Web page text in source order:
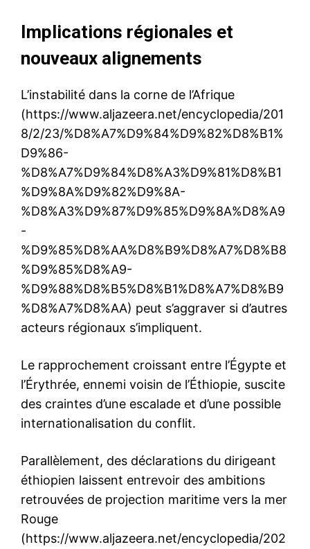
Implications régionales et
nouveaux alignements
L’instabilité dans la corne de l’Afrique
(https://www.aljazeera.net/encyclopedia/201
8/2/23/%D8%A7%D9%84%D9%82%D8%B1%
D9%86-
%D8%A7%D9%84%D8%A3%D9%81%D8%B1
%D9%8A%D9%82%D9%8A-
%D8%A3%D9%87%D9%85%D9%8A%D8%A9
-
%D9%85%D8%AA%D8%B9%D8%A7%D8%B8
%D9%85%D8%A9-
%D9%88%D8%B5%D8%B1%D8%A7%D8%B9
%D8%A7%D8%AA) peut s’aggraver si d’autres
acteurs régionaux s’impliquent.
Le rapprochement croissant entre l’Égypte et
l’Érythrée, ennemi voisin de l’Éthiopie, suscite
des craintes d’une escalade et d’une possible
internationalisation du conflit.
Parallèlement, des déclarations du dirigeant
éthiopien laissent entrevoir des ambitions
retrouvées de projection maritime vers la mer
Rouge
(https://www.aljazeera.net/encyclopedia/202